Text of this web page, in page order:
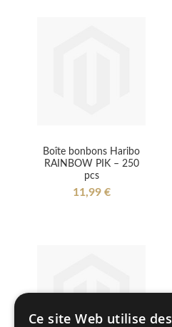
Boîte bonbons Haribo
RAINBOW PIK – 250
pcs
11,99 €
Ce site Web utilise des